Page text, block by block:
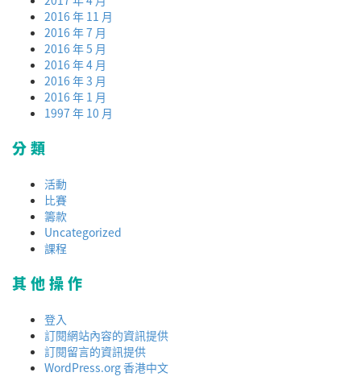
2016 年 11 月
2016 年 7 月
2016 年 5 月
2016 年 4 月
2016 年 3 月
2016 年 1 月
1997 年 10 月
分類
活動
比賽
籌款
Uncategorized
課程
其他操作
登入
訂閱網站內容的資訊提供
訂閱留言的資訊提供
WordPress.org 香港中文